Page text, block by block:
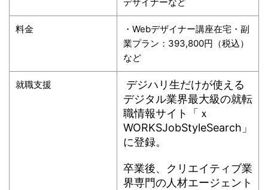
料金
・Webデザイナー講座在宅・副
業プラン：393,800円（税込）
など
就職支援
デジハリ生だけが使える
デジタル業界最大級の就転
職情報サイト「ｘ
WORKSJobStyleSearch」
に登録。
卒業後、クリエイティブ業
界専門の人材エージェント